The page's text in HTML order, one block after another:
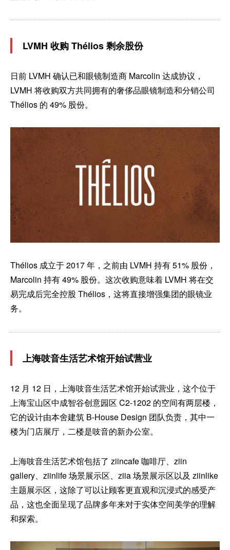
LVMH 收购 Thélios 剩余股份
日前 LVMH 确认已和眼镜制造商 Marcolin 达成协议，
LVMH 将收购双方共同拥有的奢侈品眼镜制造和分销公司
Thélios 的 49% 股份。
Thélios 成立于 2017 年，之前由 LVMH 持有 51% 股份，
Marcolin 持有 49% 股份。这次收购意味着 LVMH 将在交
易完成后完全控股 Thélios，这将直接增强集团的眼镜业
务。
上海吱音生活艺术馆开始试营业
12 月 12 日，上海吱音生活艺术馆开始试营业，这个位于
上海宝山区中成智谷创意园区 C2-1202 的空间有两层楼，
它的设计由本舍建筑 B-House Design 团队负责，其中一
楼为门店展厅，二楼是吱音的新办公室。
上海吱音生活艺术馆包括了 ziincafe 咖啡厅、ziin
gallery、ziinlife 场景展示区、ziia 场景展示区以及 ziinlike
主题展示区，这除了可以让顾客更直观和沉浸式的感受产
品，这也全面呈现了品牌多年来对于实体空间美学的理解
和探索。